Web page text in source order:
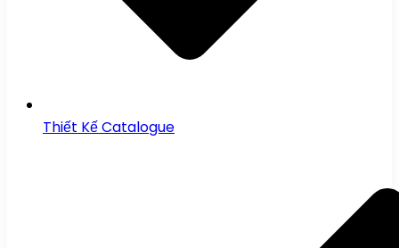
Thiết Kế Catalogue